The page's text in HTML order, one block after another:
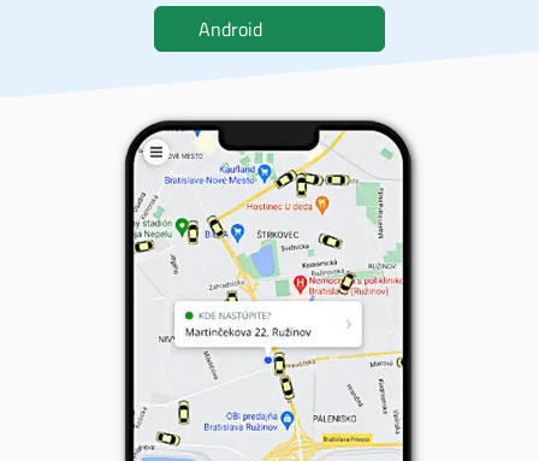
Android